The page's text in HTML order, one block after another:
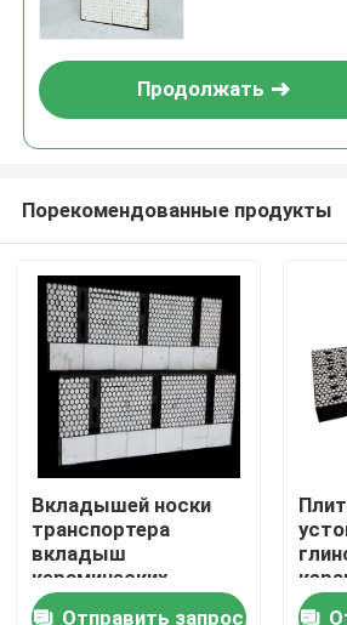
Главная страница
Продукция
Ролики
Продолжать
Порекомендованные продукты
Вкладышей носки
транспортера
вкладыш
керамических
промышленный
Отправить запрос